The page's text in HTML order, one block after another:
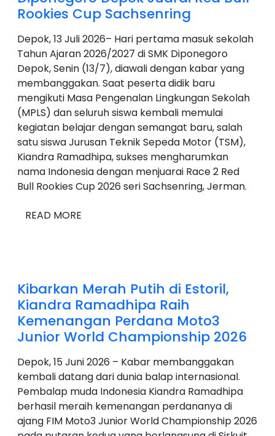
Rookies Cup Sachsenring
Depok, 13 Juli 2026– Hari pertama masuk sekolah
Tahun Ajaran 2026/2027 di SMK Diponegoro
Depok, Senin (13/7), diawali dengan kabar yang
membanggakan. Saat peserta didik baru
mengikuti Masa Pengenalan Lingkungan Sekolah
(MPLS) dan seluruh siswa kembali memulai
kegiatan belajar dengan semangat baru, salah
satu siswa Jurusan Teknik Sepeda Motor (TSM),
Kiandra Ramadhipa, sukses mengharumkan
nama Indonesia dengan menjuarai Race 2 Red
Bull Rookies Cup 2026 seri Sachsenring, Jerman.
READ MORE
Kibarkan Merah Putih di Estoril,
Kiandra Ramadhipa Raih
Kemenangan Perdana Moto3
Junior World Championship 2026
Depok, 15 Juni 2026 – Kabar membanggakan
kembali datang dari dunia balap internasional.
Pembalap muda Indonesia Kiandra Ramadhipa
berhasil meraih kemenangan perdananya di
ajang FIM Moto3 Junior World Championship 2026